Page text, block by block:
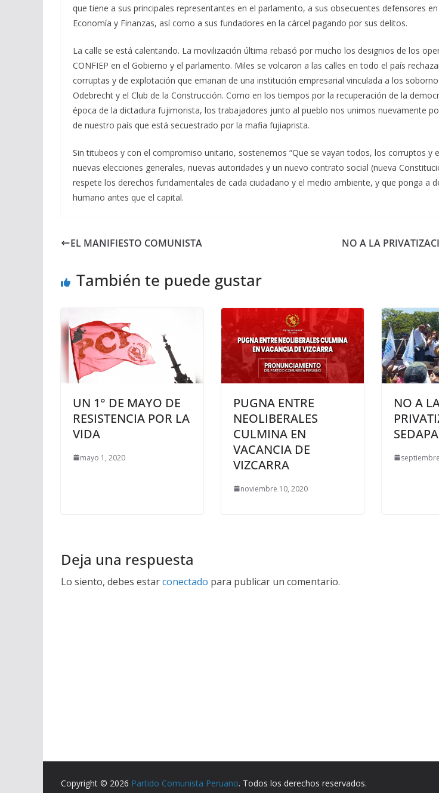
que tiene a sus principales representantes en el parlamento, a sus obsecuentes defensores
Economía y Finanzas, así como a sus fundadores en la cárcel pagando por sus delitos.
La calle se está calentando. La movilización última rebasó por mucho los designios de los
CONFIEP en el Gobierno y el parlamento. Miles se volcaron a las calles en todo el país
corruptas y de explotación que emanan de una institución empresarial vinculada a los
Odebrecht y el Club de la Construcción. Como en los tiempos por la recuperación de la
época de la dictadura fujimorista, los trabajadores junto al pueblo nos unimos nuevamente
de nuestro país que está secuestrado por la mafia fujiaprista.
Sin titubeos y con el compromiso unitario, sostenemos “Que se vayan todos, los corruptos y
nuevas elecciones generales, nuevas autoridades y un nuevo contrato social (nueva
respete los derechos fundamentales de cada ciudadano y el medio ambiente, y que ponga a
humano antes que el capital.
EL MANIFIESTO COMUNISTA NO A LA
También te puede gustar
UN 1° DE MAYO DE
RESISTENCIA POR LA
VIDA
mayo 1, 2020
PUGNA ENTRE
NEOLIBERALES
CULMINA EN
VACANCIA DE
VIZCARRA
noviembre 10, 2020
NO A
Deja una respuesta
Lo siento, debes estarconectado para publicar un comentario.
Copyright © 2026 Partido Comunista Peruano. Todos los derechos reservados.